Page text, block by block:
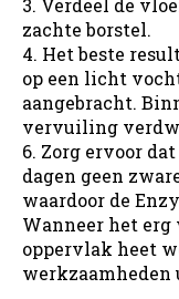
3. Verdeel de
zachte borstel.
4. Het beste
op een licht
aangebracht.
vervuiling
6. Zorg ervoor
dagen geen
waardoor de
Wanneer het erg
oppervlak heet